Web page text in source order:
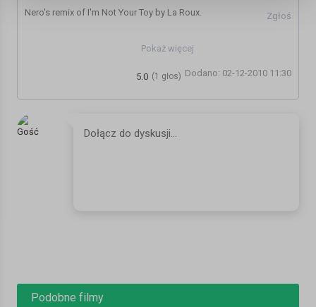
Zgłoś
Nero's remix of I'm Not Your Toy by La Roux.
http://www.facebook.com/ukfdubstep
Pokaż więcej
Dodano: 02-12-2010 11:30
(1 głos)
5.0
Podobne filmy